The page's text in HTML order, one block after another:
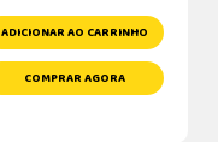
ADICIONAR AO CARRINHO
COMPRAR AGORA